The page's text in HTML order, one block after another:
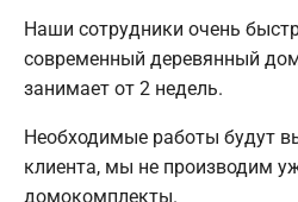
Наши сотрудники очень
современный деревянный
занимает от 2 недель.
Необходимые работы будут
клиента, мы не производим
домокомплекты.